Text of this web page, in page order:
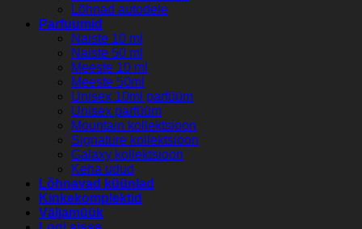
Lõhnad autodele
Parfuumid
Naiste 10 ml
Naiste 50 ml
Meeste 10 ml
Meeste 50ml
Unisex 10ml parfüüm
Unisex parfüüm
Mountain kollektsioon
Signature kollektsioon
Galaxy kollektsioon
Keha udud
Lõhnavad küünlad
Kinkekomplektid
Väljamüük